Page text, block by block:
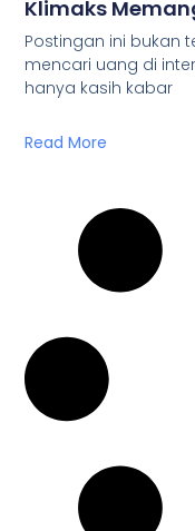
Klimaks
Postingan ini bukan
mencari uang di
hanya kasih kabar
Read More